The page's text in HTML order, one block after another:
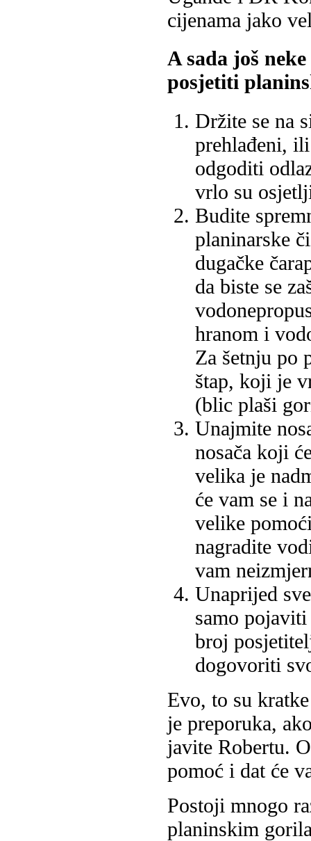
cijenama jako
A sada još
posjetiti
Držite se na
prehlađeni,
odgoditi
vrlo su
Budite
planinarske
dugačke
da biste se
hranom i
Za šetnju po
štap, koji je
(blic plaši
Unajmite
nosača koji
velika je
će vam se i
velike
nagradite
vam
Unaprijed
samo
broj
dogovoriti
Evo, to su
je preporuka,
javite Robertu.
pomoć i dat će
Postoji mnogo
planinskim